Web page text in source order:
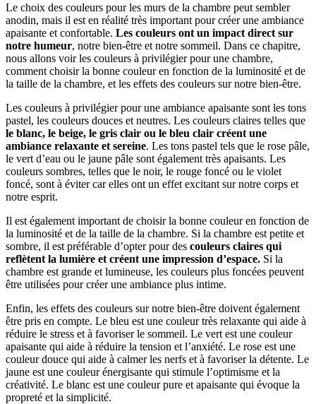
Le choix des couleurs pour les murs de la chambre peut sembler
anodin, mais il est en réalité très important pour créer une ambiance
apaisante et confortable. Les couleurs ont un impact direct sur
notre humeur, notre bien-être et notre sommeil. Dans ce chapitre,
nous allons voir les couleurs à privilégier pour une chambre,
comment choisir la bonne couleur en fonction de la luminosité et de
la taille de la chambre, et les effets des couleurs sur notre bien-être.
Les couleurs à privilégier pour une ambiance apaisante sont les tons
pastel, les couleurs douces et neutres. Les couleurs claires telles que
le blanc, le beige, le gris clair ou le bleu clair créent une
ambiance relaxante et sereine. Les tons pastel tels que le rose pâle,
le vert d’eau ou le jaune pâle sont également très apaisants. Les
couleurs sombres, telles que le noir, le rouge foncé ou le violet
foncé, sont à éviter car elles ont un effet excitant sur notre corps et
notre esprit.
Il est également important de choisir la bonne couleur en fonction de
la luminosité et de la taille de la chambre. Si la chambre est petite et
sombre, il est préférable d’opter pour des couleurs claires qui
reflètent la lumière et créent une impression d’espace. Si la
chambre est grande et lumineuse, les couleurs plus foncées peuvent
être utilisées pour créer une ambiance plus intime.
Enfin, les effets des couleurs sur notre bien-être doivent également
être pris en compte. Le bleu est une couleur très relaxante qui aide à
réduire le stress et à favoriser le sommeil. Le vert est une couleur
apaisante qui aide à réduire la tension et l’anxiété. Le rose est une
couleur douce qui aide à calmer les nerfs et à favoriser la détente. Le
jaune est une couleur énergisante qui stimule l’optimisme et la
créativité. Le blanc est une couleur pure et apaisante qui évoque la
propreté et la simplicité.